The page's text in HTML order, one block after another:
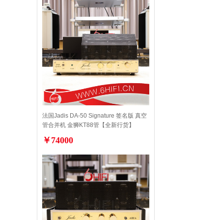
法国Jadis DA-50 Signature 签名版 真空
管合并机 金狮KT88管【全新行货】
￥74000